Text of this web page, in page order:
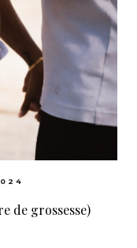
de grossesse)